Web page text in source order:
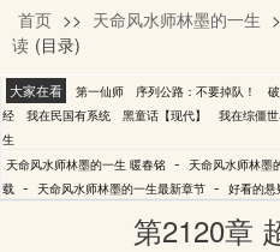
暖春铭
首页 >> 天命风水师林墨的一生
读 (目录)
大家在看 第一仙师 序列公路：不要掉队！
经
我在民国有系统 黑童话【现代】 我在综僵
生
天命风水师林墨的一生 暖春铭 - 天命风水师林墨
载 - 天命风水师林墨的一生最新章节 - 好看的悬
第2120章